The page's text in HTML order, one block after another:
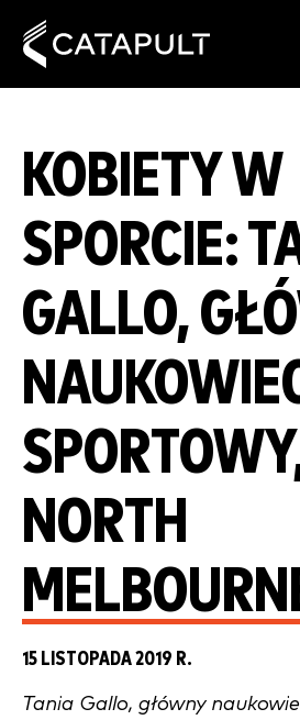
KOBIETY W
SPORCIE:
GALLO,
NORTH
15 LISTOPADA 2019 R.
Tania Gallo, główny